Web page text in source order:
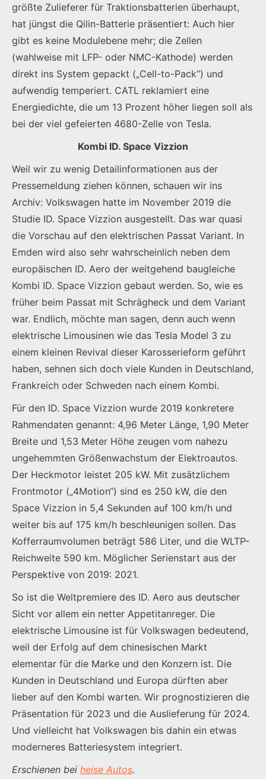
größte Zulieferer für Traktionsbatterien überhaupt,
hat jüngst die Qilin-Batterie präsentiert: Auch hier
gibt es keine Modulebene mehr; die Zellen
(wahlweise mit LFP- oder NMC-Kathode) werden
direkt ins System gepackt („Cell-to-Pack“) und
aufwendig temperiert. CATL reklamiert eine
Energiedichte, die um 13 Prozent höher liegen soll als
bei der viel gefeierten 4680-Zelle von Tesla.
Kombi ID. Space Vizzion
Weil wir zu wenig Detailinformationen aus der
Pressemeldung ziehen können, schauen wir ins
Archiv: Volkswagen hatte im November 2019 die
Studie ID. Space Vizzion ausgestellt. Das war quasi
die Vorschau auf den elektrischen Passat Variant. In
Emden wird also sehr wahrscheinlich neben dem
europäischen ID. Aero der weitgehend baugleiche
Kombi ID. Space Vizzion gebaut werden. So, wie es
früher beim Passat mit Schrägheck und dem Variant
war. Endlich, möchte man sagen, denn auch wenn
elektrische Limousinen wie das Tesla Model 3 zu
einem kleinen Revival dieser Karosserieform geführt
haben, sehnen sich doch viele Kunden in Deutschland,
Frankreich oder Schweden nach einem Kombi.
Für den ID. Space Vizzion wurde 2019 konkretere
Rahmendaten genannt: 4,96 Meter Länge, 1,90 Meter
Breite und 1,53 Meter Höhe zeugen vom nahezu
ungehemmten Größenwachstum der Elektroautos.
Der Heckmotor leistet 205 kW. Mit zusätzlichem
Frontmotor („4Motion“) sind es 250 kW, die den
Space Vizzion in 5,4 Sekunden auf 100 km/h und
weiter bis auf 175 km/h beschleunigen sollen. Das
Kofferraumvolumen beträgt 586 Liter, und die WLTP-
Reichweite 590 km. Möglicher Serienstart aus der
Perspektive von 2019: 2021.
So ist die Weltpremiere des ID. Aero aus deutscher
Sicht vor allem ein netter Appetitanreger. Die
elektrische Limousine ist für Volkswagen bedeutend,
weil der Erfolg auf dem chinesischen Markt
elementar für die Marke und den Konzern ist. Die
Kunden in Deutschland und Europa dürften aber
lieber auf den Kombi warten. Wir prognostizieren die
Präsentation für 2023 und die Auslieferung für 2024.
Und vielleicht hat Volkswagen bis dahin ein etwas
moderneres Batteriesystem integriert.
Erschienen bei heise Autos.